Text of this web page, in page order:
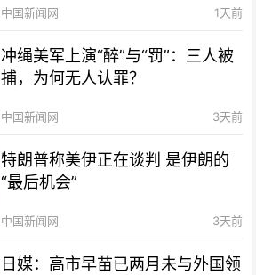
中国新闻网 1天前
冲绳美军上演“醉”与“罚”：三人被
捕，为何无人认罪？
中国新闻网 3天前
特朗普称美伊正在谈判 是伊朗的
“最后机会”
中国新闻网 3天前
日媒：高市早苗已两月未与外国领